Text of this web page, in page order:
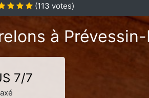
(113 votes)
à Prévessin-
7/7